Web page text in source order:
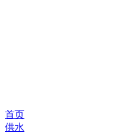
首页
供水